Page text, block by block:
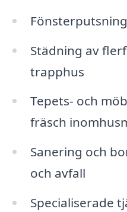
Städning av
trapphus
Tepets- och
fräsch
Sanering och
och avfall
Specialiserade